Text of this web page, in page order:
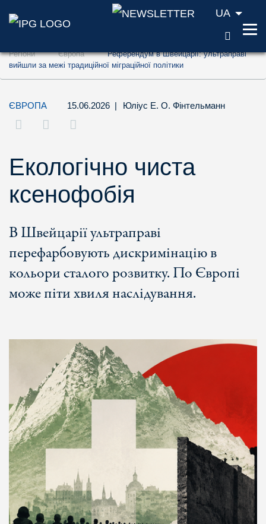
Перейти до змісту (ключ доступу '1')
Перейти до пошуку (ключ доступу '2')
UA
Регіони Європа
Референдум в Швейцарії: ультраправі
вийшли за межі традиційної міграційної політики
ЄВРОПА 15.06.2026 | Юліус Е. О. Фінтельманн
Екологічно чиста
ксенофобія
В Швейцарії ультраправі
перефарбовують дискримінацію в
кольори сталого розвитку. По Європі
може піти хвиля наслідування.